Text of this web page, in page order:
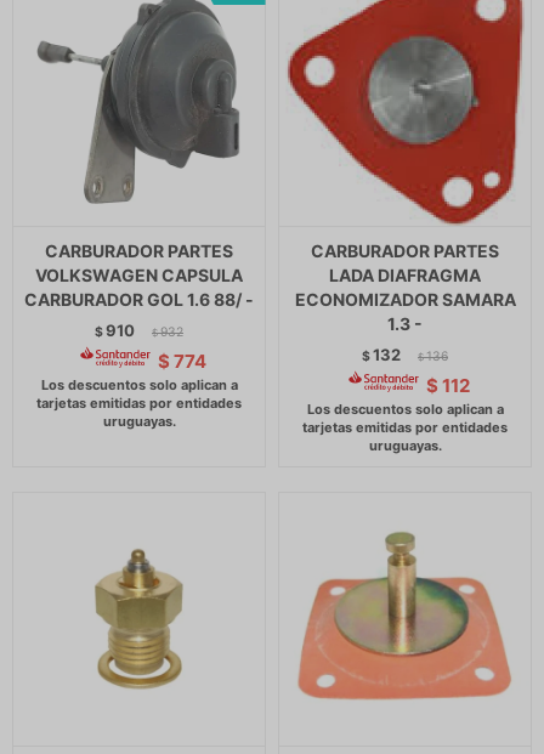
CARBURADOR PARTES
VOLKSWAGEN CAPSULA
CARBURADOR GOL 1.6 88/ -
$910 $ 932
$ 774
CARBURADOR PARTES
LADA DIAFRAGMA
ECONOMIZADOR SAMARA
1.3 -
$132 $ 136
$ 112